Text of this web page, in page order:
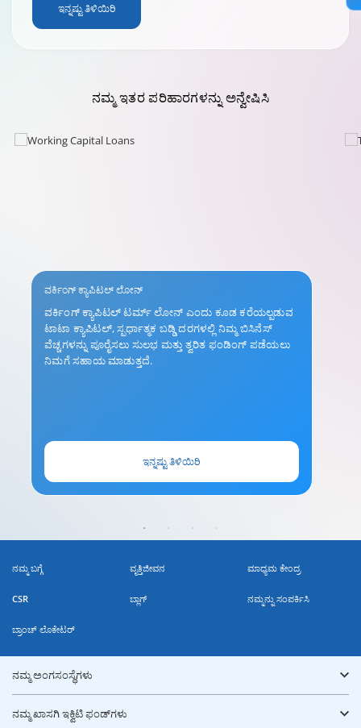
ಇನ್ನಷ್ಟು ತಿಳಿಯಿರಿ
ನಮ್ಮಇತರ ಪರಿಹಾರಗಳನ್ನುಅನ್ವೇಷಿಸಿ
ವರ್ಕಿಂಗ್ ಕ್ಯಾಪಿಟಲ್ ಲೋನ್
ವರ್ಕಿಂಗ್ ಕ್ಯಾಪಿಟಲ್ ಟರ್ಮ್ ಲೋನ್ ಎಂದು ಕೂಡ ಕರೆಯಲ್ಪಡುವ
ಟಾಟಾ ಕ್ಯಾಪಿಟಲ್, ಸ್ಪರ್ಧಾತ್ಮಕ ಬಡ್ಡಿ ದರಗಳಲ್ಲಿ ನಿಮ್ಮ ಬಿಸಿನೆಸ್
ವೆಚ್ಚಗಳನ್ನು ಪೂರೈಸಲು ಸುಲಭ ಮತ್ತು ತ್ವರಿತ ಫಂಡಿಂಗ್ ಪಡೆಯಲು
ನಿಮಗೆ ಸಹಾಯ ಮಾಡುತ್ತದೆ.
ಇನ್ನಷ್ಟು ತಿಳಿಯಿರಿ
ನಮ್ಮ ಬಗ್ಗೆ ವೃತ್ತಿಜೀವನ ಮಾಧ್ಯಮ ಕೇಂದ್ರ
CSR ಬ್ಲಾಗ್ ನಮ್ಮನ್ನು ಸಂಪರ್ಕಿಸಿ
ಬ್ರಾಂಚ್ ಲೊಕೇಟರ್
ನಮ್ಮ ಅಂಗಸಂಸ್ಥೆಗಳು
ನಮ್ಮ ಖಾಸಗಿ ಇಕ್ವಿಟಿ ಫಂಡ್‌ಗಳು